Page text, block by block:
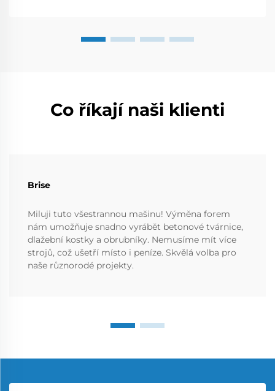
Co říkají naši klienti
Brise
Miluji tuto všestrannou mašinu! Výměna forem
nám umožňuje snadno vyrábět betonové tvárnice,
dlažební kostky a obrubníky. Nemusíme mít více
strojů, což ušetří místo i peníze. Skvělá volba pro
naše různorodé projekty.